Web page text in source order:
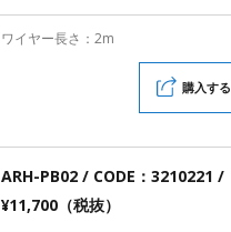
ワイヤー長さ：2m
購入する
ARH-PB02 / CODE：3210221 /
¥11,700（税抜）